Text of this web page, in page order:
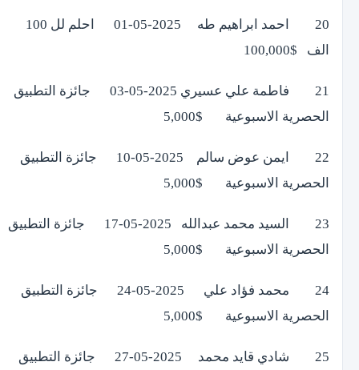
20 احمد ابراهيم طه 2025-05-01 احلم لل 100
الف $100,000
21 فاطمة علي عسيري 2025-05-03 جائزة التطبيق
الحصرية الاسبوعية $5,000
22 ايمن عوض سالم 2025-05-10 جائزة التطبيق
الحصرية الاسبوعية $5,000
23 السيد محمد عبدالله 2025-05-17 جائزة التطبيق
الحصرية الاسبوعية $5,000
24 محمد فؤاد علي 2025-05-24 جائزة التطبيق
الحصرية الاسبوعية $5,000
25 شادي قايد محمد 2025-05-27 جائزة التطبيق